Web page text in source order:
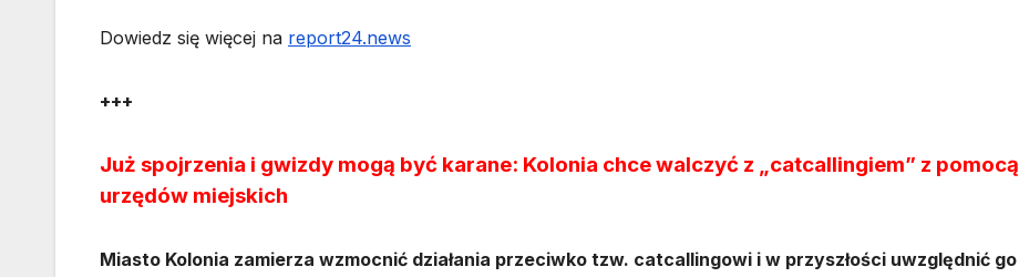
Dowiedz się więcej na report24.news
+++
Już spojrzenia i gwizdy mogą być karane: Kolonia chce walczyć z „catcallingiem” z pomocą
urzędów miejskich
Miasto Kolonia zamierza wzmocnić działania przeciwko tzw. catcallingowi i w przyszłości uwzględnić go